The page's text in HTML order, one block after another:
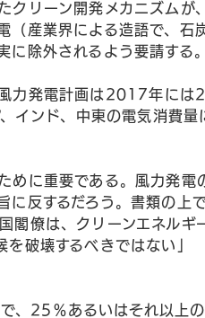
クリーン開発メカニズムが
（産業界による造語で、石
除外されるよう要請する。
風力発電計画は2017年には
インド、中東の電気消費量
めに重要である。風力発電
に反するだろう。書類の上
閣僚は、クリーンエネルギ
破壊するべきではない」
、25％あるいはそれ以上